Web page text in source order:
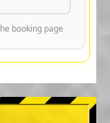
booking page